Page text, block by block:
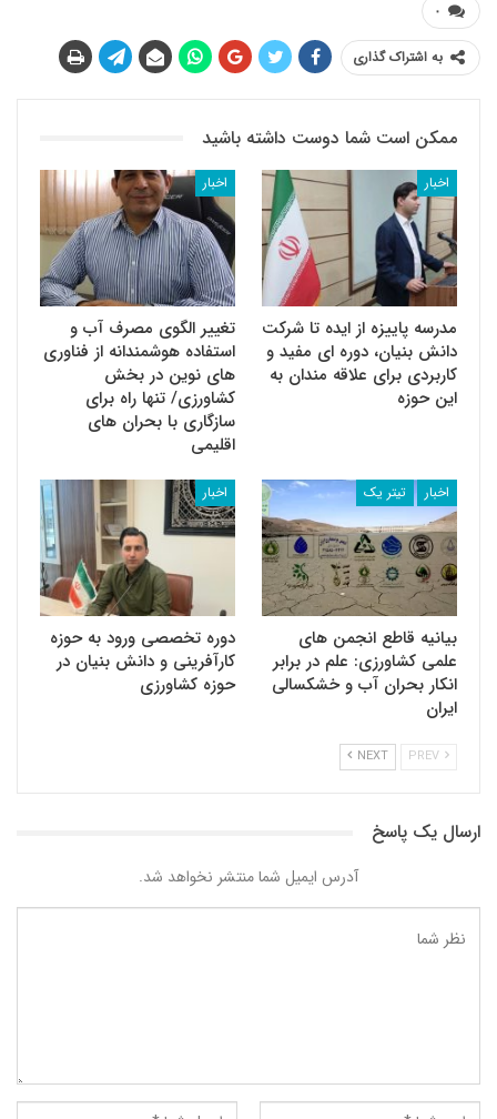
۰
به اشتراک گذاری
ممکن است شما دوست داشته باشید
اخبار
مدرسه پاییزه از ایده تا شرکت
دانش بنیان، دوره ای مفید و
کاربردی برای علاقه مندان به
این حوزه
اخبار
تغییر الگوی مصرف آب و
استفاده هوشمندانه از فناوری
های نوین در بخش
کشاورزی/ تنها راه برای
سازگاری با بحران های
اقلیمی
اخبار تیتر یک
بیانیه قاطع انجمن های
علمی کشاورزی: علم در برابر
انکار بحران آب و خشکسالی
ایران
اخبار
دوره تخصصی ورود به حوزه
کارآفرینی و دانش بنیان در
حوزه کشاورزی
NEXT
ارسال یک پاسخ
آدرس ایمیل شما منتشر نخواهد شد.